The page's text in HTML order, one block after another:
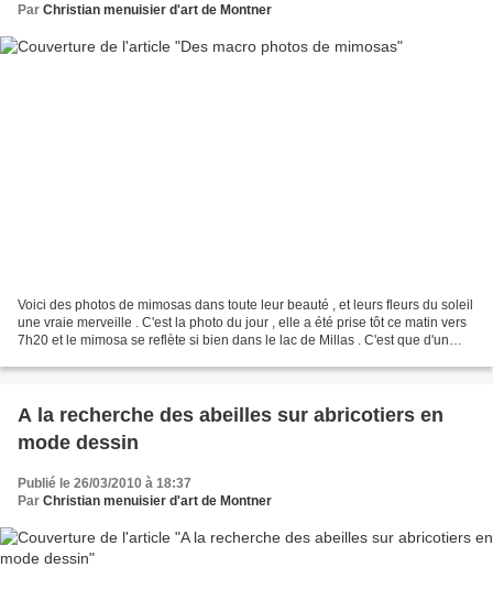
Par Christian menuisier d'art de Montner
Voici des photos de mimosas dans toute leur beauté , et leurs fleurs du soleil
une vraie merveille . C'est la photo du jour , elle a été prise tôt ce matin vers
7h20 et le mimosa se reflète si bien dans le lac de Millas . C'est que d'un
A la recherche des abeilles sur abricotiers en
mode dessin
Publié le 26/03/2010 à 18:37
Par Christian menuisier d'art de Montner